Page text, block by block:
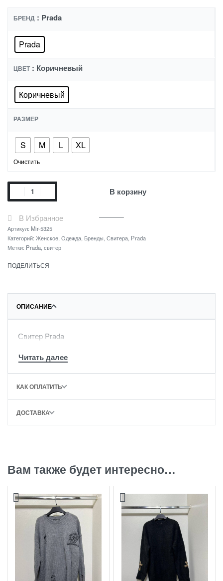
БРЕНД : Prada
Prada
ЦВЕТ : Коричневый
Коричневый
РАЗМЕР
S M L XL
Очистить
В корзину
В Избранное
Артикул: Mir-5325
Категорий: Женское Одежда Бренды Свитера Prada
Метки: Prada свитер
ПОДЕЛИТЬСЯ
ОПИСАНИЕ
Свитер Prada
КАК ОПЛАТИТЬ
ДОСТАВКА
Вам также будет интересно…